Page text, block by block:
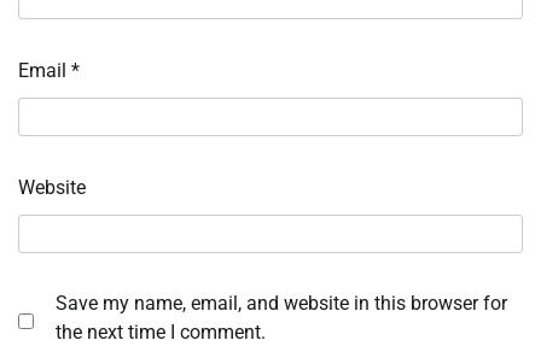
Email *
Website
Save my name, email, and website in this browser for
the next time I comment.